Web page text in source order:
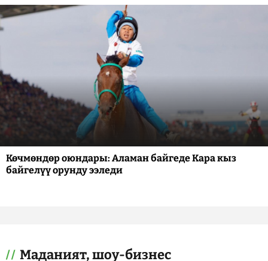
Көчмөндөр оюндары: Аламан байгеде Кара кыз
байгелүү орунду ээледи
Маданият, шоу-бизнес